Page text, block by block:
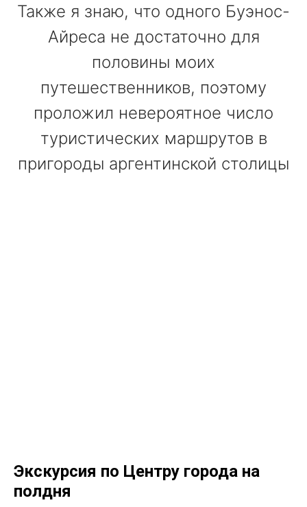
Также я знаю, что одного Буэнос-
Айреса не достаточно для
половины моих
путешественников, поэтому
проложил невероятное число
туристических маршрутов в
пригороды аргентинской столицы
Экскурсия по Центру города на
полдня